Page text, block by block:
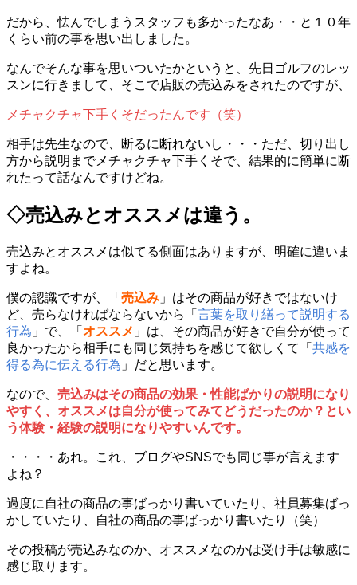
だから、怯んでしまうスタッフも多かったなあ・・と１０年
くらい前の事を思い出しました。
なんでそんな事を思いついたかというと、先日ゴルフのレッ
スンに行きまして、そこで店販の売込みをされたのですが、
メチャクチャ下手くそだったんです（笑）
相手は先生なので、断るに断れないし・・・ただ、切り出し
方から説明までメチャクチャ下手くそで、結果的に簡単に断
れたって話なんですけどね。
◇売込みとオススメは違う。
売込みとオススメは似てる側面はありますが、明確に違いま
すよね。
僕の認識ですが、「 売込み 」はその商品が好きではないけ
ど、売らなければならないから「 言葉を取り繕って説明する
行為 」で、「 オススメ 」は、その商品が好きで自分が使って
良かったから相手にも同じ気持ちを感じて欲しくて「 共感を
得る為に伝える行為 」だと思います。
なので、 売込みはその商品の効果・性能ばかりの説明になり
やすく、オススメは自分が使ってみてどうだったのか？とい
う体験・経験の説明になりやすいんです。
・・・・あれ。これ、ブログやSNSでも同じ事が言えます
よね？
過度に自社の商品の事ばっかり書いていたり、社員募集ばっ
かしていたり、自社の商品の事ばっかり書いたり（笑）
その投稿が売込みなのか、オススメなのかは受け手は敏感に
感じ取ります。